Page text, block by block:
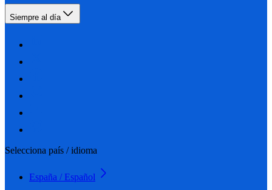
Siempre al día
Selecciona país / idioma
España / Español